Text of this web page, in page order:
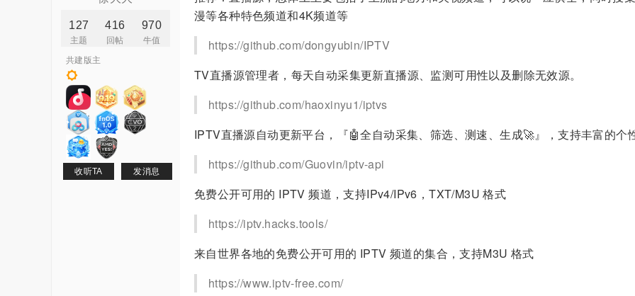
127
主题
416
回帖
970
牛值
共建版主
收听TA 发消息
漫等各种特色频道和4K频道等
https://github.com/dongyubin/IPTV
TV直播源管理者，每天自动采集更新直播源、监测可用性以及删除无效源。
https://github.com/haoxinyu1/iptvs
IPTV直播源自动更新平台，『🤖全自动采集、筛选、测速、生成🚀』，支持丰富的
https://github.com/Guovin/iptv-api
免费公开可用的 IPTV 频道，支持IPv4/IPv6，TXT/M3U 格式
https://iptv.hacks.tools/
来自世界各地的免费公开可用的 IPTV 频道的集合，支持M3U 格式
https://www.iptv-free.com/